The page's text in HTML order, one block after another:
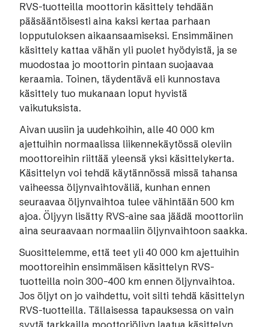
RVS-tuotteilla moottorin käsittely tehdään
pääsääntöisesti aina kaksi kertaa parhaan
lopputuloksen aikaansaamiseksi. Ensimmäinen
käsittely kattaa vähän yli puolet hyödyistä, ja se
muodostaa jo moottorin pintaan suojaavaa
keraamia. Toinen, täydentävä eli kunnostava
käsittely tuo mukanaan loput hyvistä
vaikutuksista.
Aivan uusiin ja uudehkoihin, alle 40 000 km
ajettuihin normaalissa liikennekäytössä oleviin
moottoreihin riittää yleensä yksi käsittelykerta.
Käsittelyn voi tehdä käytännössä missä tahansa
vaiheessa öljynvaihtoväliä, kunhan ennen
seuraavaa öljynvaihtoa tulee vähintään 500 km
ajoa. Öljyyn lisätty RVS-aine saa jäädä moottoriin
aina seuraavaan normaaliin öljynvaihtoon saakka.
Suosittelemme, että teet yli 40 000 km ajettuihin
moottoreihin ensimmäisen käsittelyn RVS-
tuotteilla noin 300–400 km ennen öljynvaihtoa.
Jos öljyt on jo vaihdettu, voit silti tehdä käsittelyn
RVS-tuotteilla. Tällaisessa tapauksessa on vain
syytä tarkkailla moottoriöljyn laatua käsittelyn